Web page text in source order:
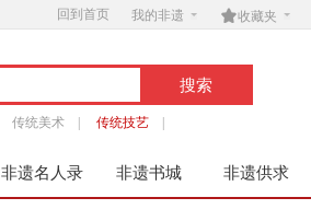
回到首页 我的非遗 󰄓收藏夹
传统美术 传统技艺
非遗名人录 非遗书城 非遗供求